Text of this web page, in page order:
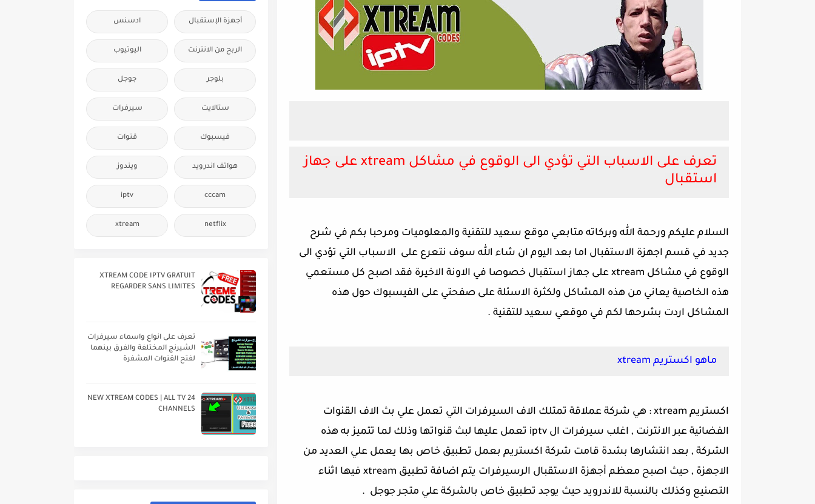
تعرف على الاسباب التي تؤدي الى الوقوع في مشاكل xtream على جهاز
استقبال
السلام عليكم ورحمة الله وبركاته متابعي موقع سعيد للتقنية والمعلوميات ومرحبا بكم في شرح
جديد في قسم اجهزة الاستقبال اما بعد اليوم ان شاء الله سوف نتعرع على الاسباب التي تؤدي الى
الوقوع في مشاكل xtream على جهاز استقبال خصوصا في الاونة الاخيرة فقد اصبح كل مستعمي
هذه الخاصية يعاني من هذه المشاكل ولكثرة الاسئلة على صفحتي على الفيسبوك حول هذه
المشاكل اردت بشرحها لكم في موقعي سعيد للتقنية .
ماهو اكستريم xtream
اكستريم xtream : هي شركة عملاقة تمتلك الاف السيرفرات التي تعمل علي بث الاف القنوات
الفضائية عبر الانترنت , اغلب سيرفرات ال iptv تعمل عليها لبث قنواتها وذلك لما تتميز به هذه
الشركة , بعد انتشارها بشدة قامت شركة اكستريم بعمل تطبيق خاص بها يعمل علي العديد من
الاجهزة , حيث اصبح معظم أجهزة الاستقبال الرسيرفرات يتم اضافة تطبيق xtream فيها اثناء
التصنيع وكذلك بالنسبة للاندرويد حيث يوجد تطبيق خاص بالشركة علي متجر جوجل .
أجهزة الإستقبال ادسنس
الربح من الانترنت اليوتيوب
بلوجر جوجل
ستالايت سيرفرات
فيسبوك قنوات
هواتف اندرويد ويندوز
cccam
iptv
netflix
xtream
XTREAM CODE IPTV GRATUIT
REGARDER SANS LIMITES
تعرف على انواع واسماء سيرفرات
الشيرنج المختلفة والفرق بينهما
لفتح القنوات المشفرة
24 NEW XTREAM CODES | ALL TV
CHANNELS